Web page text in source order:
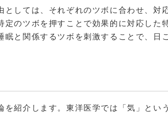
としては、それぞれのツボに合わせ、対
定のツボを押すことで効果的に対応した
眠と関係するツボを刺激することで、日
を紹介します。東洋医学では「気」とい